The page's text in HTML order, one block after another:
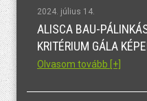
2024. július 14.
ALISCA BAU-
KRITÉRIUM GÁLA
Olvasom tovább [+]